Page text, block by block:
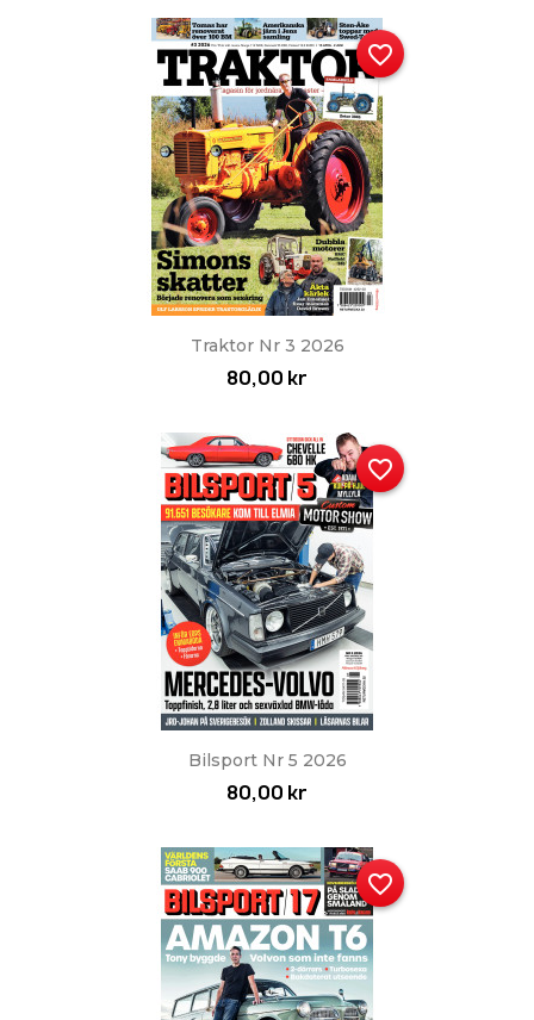
Traktor Nr 3 2026
80,00 kr
favorite_border
Bilsport Nr 5 2026
80,00 kr
favorite_border
favorite_border